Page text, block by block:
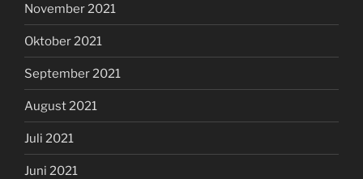
November 2021
Oktober 2021
September 2021
August 2021
Juli 2021
Juni 2021